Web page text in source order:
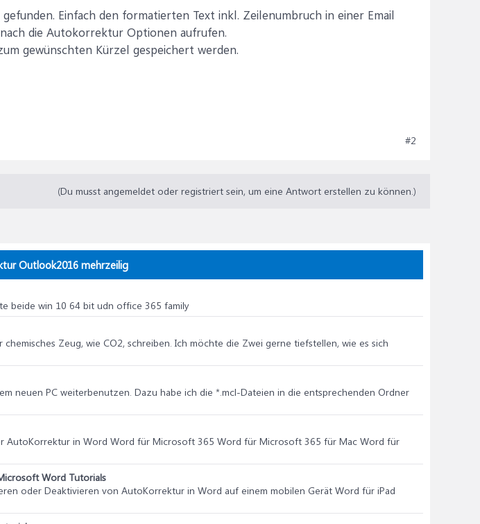
Einfach den formatierten Text inkl. Zeilenumbruch in einer Email
die Autokorrektur Optionen aufrufen.
gewünschten Kürzel gespeichert werden.
#2
(Du musst angemeldet oder registriert sein, um eine Antwort erstellen zu können.)
Outlook2016 mehrzeilig
beide win 10 64 bit udn office 365 family
chemisches Zeug, wie CO2, schreiben. Ich möchte die Zwei gerne tiefstellen, wie es sich
neuen PC weiterbenutzen. Dazu habe ich die *.mcl-Dateien in die entsprechenden Ordner
AutoKorrektur in Word Word für Microsoft 365 Word für Microsoft 365 für Mac Word für
Word Tutorials
oder Deaktivieren von AutoKorrektur in Word auf einem mobilen Gerät Word für iPad